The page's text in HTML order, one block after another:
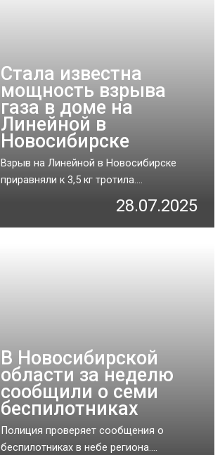
Стала известна
мощность взрыва
газа в доме на
Линейной в
Новосибирске
Взрыв на Линейной в Новосибирске
приравняли к 3,5 кг тротила....
28.07.2025
В Новосибирской
области за неделю
сообщили о семи
беспилотниках
Полиция проверяет сообщения о
беспилотниках в небе региона....